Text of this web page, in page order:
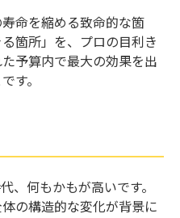
命を縮める致命的な箇
箇所」を、プロの目利き
予算内で最大の効果を出
す。
、何もかもが高いです。
の構造的な変化が背景に